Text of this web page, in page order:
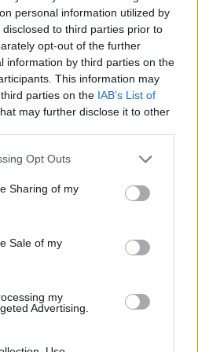
personal information utilized by
to third parties prior to
opt-out of the further
information by third parties on the
This information may
parties on the IAB’s List of
may further disclose it to other
Opt Outs
Sharing of my
Sale of my
my
Advertising.
a mozikban -
a kasszasikerlistán a Jégvarázs 2.
vannak a legnépszerűbb filmek,
menni.